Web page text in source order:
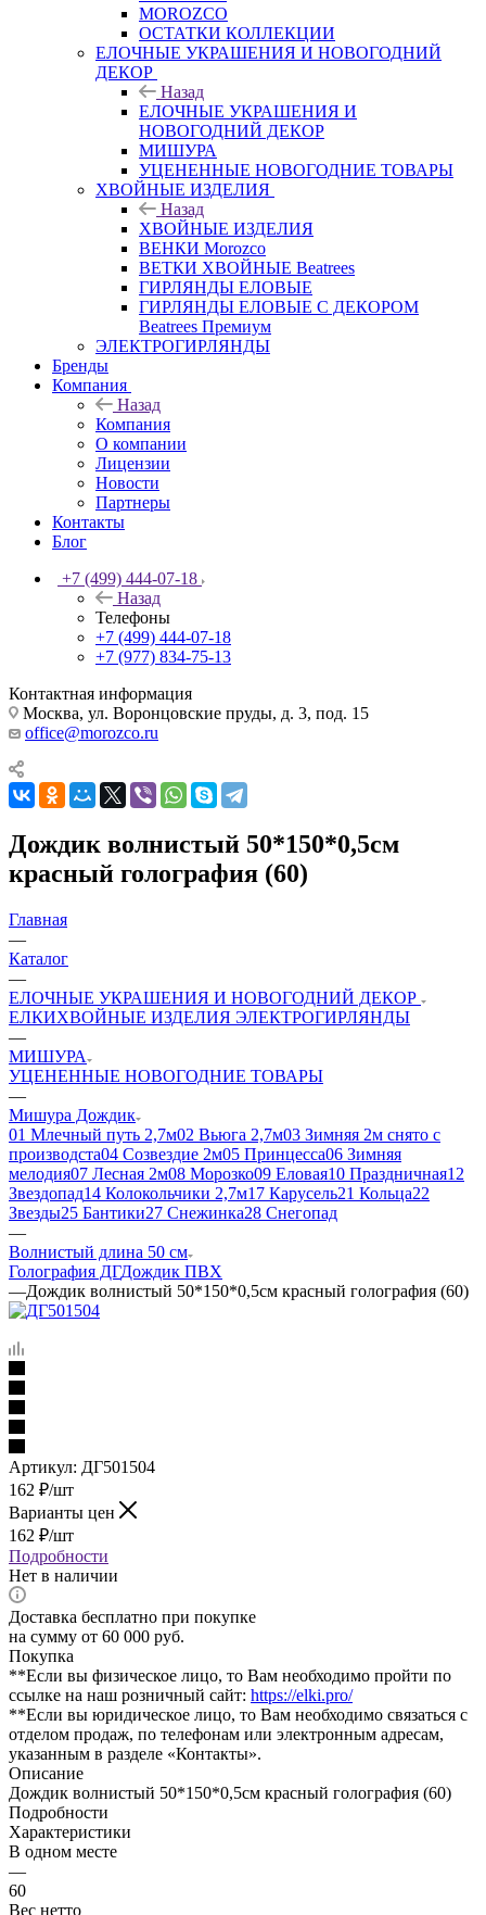
MOROZCO
ОСТАТКИ КОЛЛЕКЦИИ
ЕЛОЧНЫЕ УКРАШЕНИЯ И НОВОГОДНИЙ
ДЕКОР
Назад
ЕЛОЧНЫЕ УКРАШЕНИЯ И
НОВОГОДНИЙ ДЕКОР
МИШУРА
УЦЕНЕННЫЕ НОВОГОДНИЕ ТОВАРЫ
ХВОЙНЫЕ ИЗДЕЛИЯ
Назад
ХВОЙНЫЕ ИЗДЕЛИЯ
ВЕНКИ Morozco
ВЕТКИ ХВОЙНЫЕ Beatrees
ГИРЛЯНДЫ ЕЛОВЫЕ
ГИРЛЯНДЫ ЕЛОВЫЕ С ДЕКОРОМ
Beatrees Премиум
ЭЛЕКТРОГИРЛЯНДЫ
Бренды
Компания
Назад
Компания
О компании
Лицензии
Новости
Партнеры
Контакты
Блог
+7 (499) 444-07-18
Назад
Телефоны
+7 (499) 444-07-18
+7 (977) 834-75-13
Контактная информация
Москва, ул. Воронцовские пруды, д. 3, под. 15
office@morozco.ru
Дождик волнистый 50*150*0,5см
красный голография (60)
Главная
—
Каталог
—
ЕЛОЧНЫЕ УКРАШЕНИЯ И НОВОГОДНИЙ ДЕКОР
ЕЛКИХВОЙНЫЕ ИЗДЕЛИЯ ЭЛЕКТРОГИРЛЯНДЫ
—
МИШУРА
УЦЕНЕННЫЕ НОВОГОДНИЕ ТОВАРЫ
—
Мишура Дождик
01 Млечный путь 2,7м02 Вьюга 2,7м03 Зимняя 2м снято с
производста04 Созвездие 2м05 Принцесса06 Зимняя
мелодия07 Лесная 2м08 Морозко09 Еловая10 Праздничная12
Звездопад14 Колокольчики 2,7м17 Карусель21 Кольца22
Звезды25 Бантики27 Снежинка28 Снегопад
—
Волнистый длина 50 см
Голография ДГДождик ПВХ
—Дождик волнистый 50*150*0,5см красный голография (60)
Артикул: ДГ501504
162 ₽/шт
Варианты цен
162 ₽/шт
Подробности
Нет в наличии
Доставка бесплатно при покупке
на сумму от 60 000 руб.
Покупка
**Если вы физическое лицо, то Вам необходимо пройти по
ссылке на наш розничный сайт: https://elki.pro/
**Если вы юридическое лицо, то Вам необходимо связаться с
отделом продаж, по телефонам или электронным адресам,
указанным в разделе «Контакты».
Описание
Дождик волнистый 50*150*0,5см красный голография (60)
Подробности
Характеристики
В одном месте
—
60
Вес нетто